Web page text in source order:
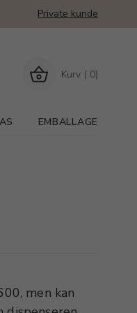
Private kunde
Kurv ( 0)
EMBALLAGE
men kan